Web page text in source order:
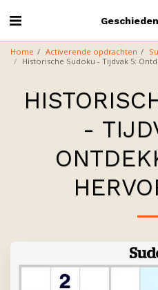
Home Activerende opdrachten
Historische Sudoku - Tijdvak 5:
-